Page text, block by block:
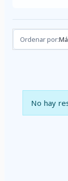
Reseñas (0)
Ordenar por:
No hay